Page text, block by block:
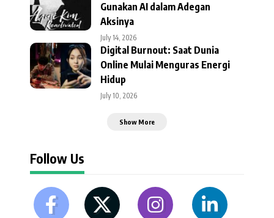
Gunakan AI dalam Adegan
Aksinya
July 14, 2026
Digital Burnout: Saat Dunia
Online Mulai Menguras Energi
Hidup
July 10, 2026
Show More
Follow Us